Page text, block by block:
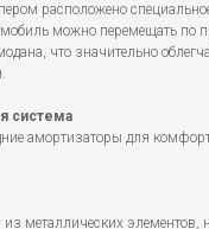
расположено
можно перемещать по
что значительно
система
амортизаторы для
из металлических элементов,